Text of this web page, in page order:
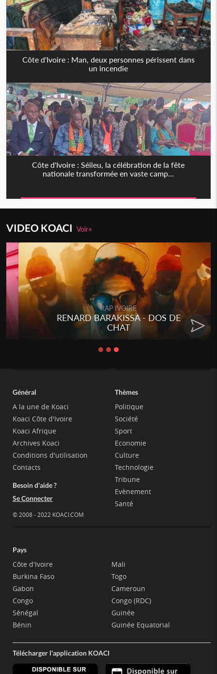
Côte d'Ivoire : Man, deux personnes périssent dans
un incendie
Côte d'Ivoire : Séileu, la célébration de la fête
nationale transformée en vaste camp...
VIDEO KOACIVoir+
RAP IVOIRE
RENARD BARAKISSA - DOS DE
CHAT
Général
A la une de Koaci
Koaci Côte d'Ivoire
Koaci Afrique
Archives Koaci
Conditions d'utilisation
Contacts
Besoin d'aide ?
Se Connecter
© 2008 - 2022 KOACI.COM
Thèmes
Politique
Société
Sport
Economie
Culture
Technologie
Tribune
Evènement
Santé
Pays
Côte d'Ivoire
Burkina Faso
Gabon
Congo
Sénégal
Bénin
Mali
Togo
Cameroun
Congo (RDC)
Guinée
Guinée Equatorial
Télécharger l'application KOACI